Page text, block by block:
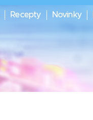
Recepty Novinky